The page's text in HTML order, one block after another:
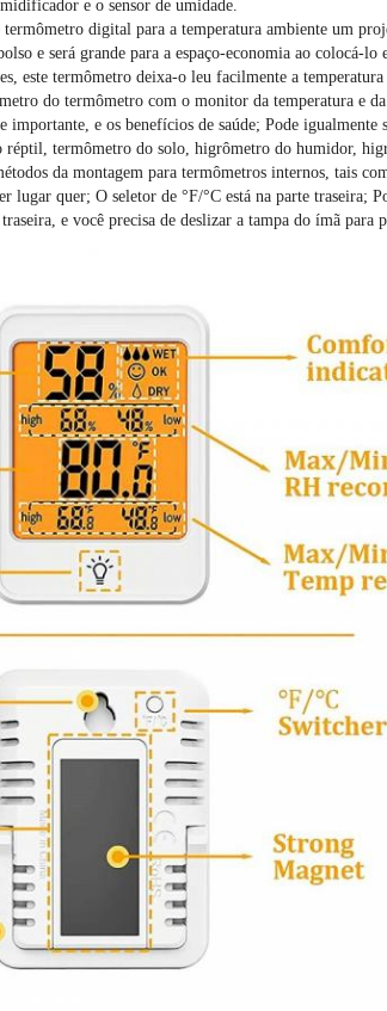
e o sensor de umidade.
digital para a temperatura ambiente um
e será grande para a espaço-economia ao colocá-lo
este termômetro deixa-o leu facilmente a temperatura
do termômetro com o monitor da temperatura e
importante, e os benefícios de saúde; Pode
réptil, termômetro do solo, higrômetro do humidor,
da montagem para termômetros internos, tais
lugar quer; O seletor de °F/°C está na parte traseira;
e você precisa de deslizar a tampa do ímã para